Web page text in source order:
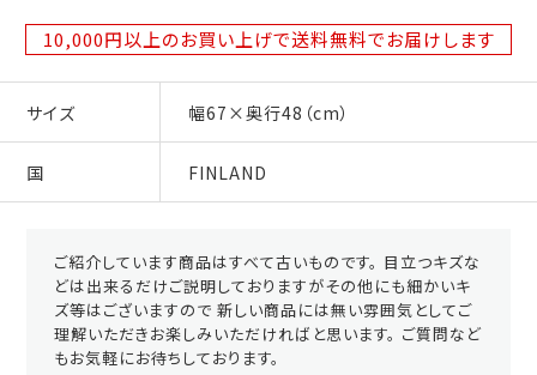
10,000円以上のお買い上げで送料無料でお届けします
サイズ 幅67×奥行48（cm）
国 FINLAND
ご紹介しています商品はすべて古いものです。 目立つキズな
どは出来るだけご説明しておりますがその他にも細かいキ
ズ等はございますので 新しい商品には無い雰囲気としてご
理解いただきお楽しみいただければと思います。 ご質問など
もお気軽にお待ちしております。